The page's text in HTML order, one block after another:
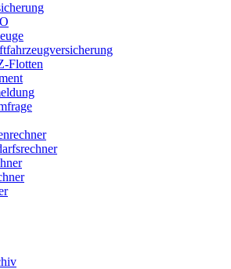
Flotten